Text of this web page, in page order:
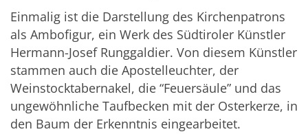
Einmalig ist die Darstellung des Kirchenpatrons
als Ambofigur, ein Werk des Südtiroler Künstler
Hermann-Josef Runggaldier. Von diesem Künstler
stammen auch die Apostelleuchter, der
Weinstocktabernakel, die “Feuersäule” und das
ungewöhnliche Taufbecken mit der Osterkerze, in
den Baum der Erkenntnis eingearbeitet.